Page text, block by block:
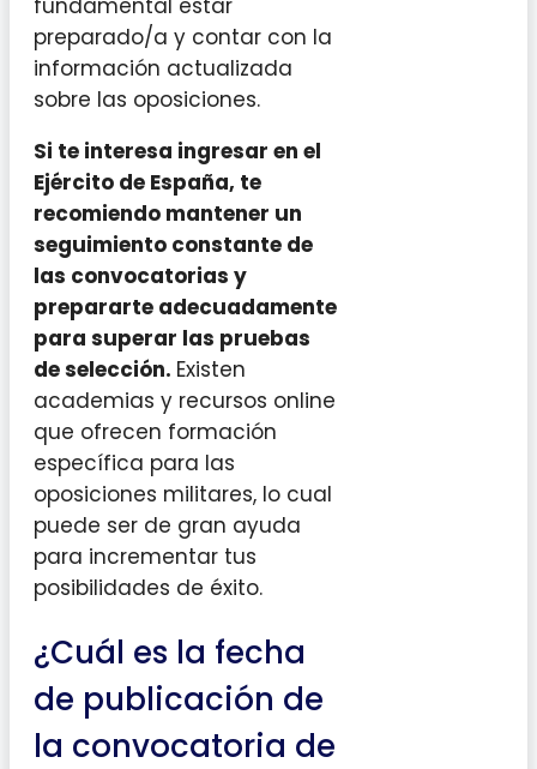
fundamental estar
preparado/a y contar con la
información actualizada
sobre las oposiciones.
Si te interesa ingresar en el
Ejército de España, te
recomiendo mantener un
seguimiento constante de
las convocatorias y
prepararte adecuadamente
para superar las pruebas
de selección. Existen
academias y recursos online
que ofrecen formación
específica para las
oposiciones militares, lo cual
puede ser de gran ayuda
para incrementar tus
posibilidades de éxito.
¿Cuál es la fecha
de publicación de
la convocatoria de